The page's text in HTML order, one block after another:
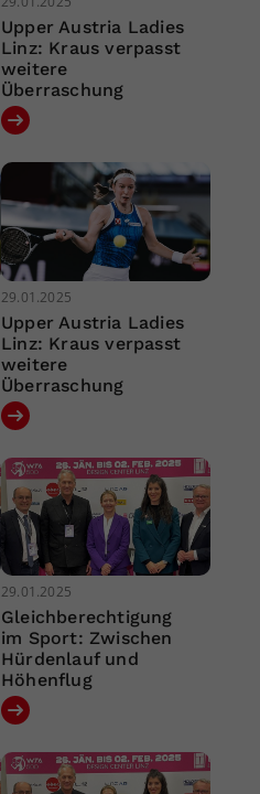
Upper Austria Ladies
Linz: Kraus verpasst
weitere
Überraschung
29.01.2025
Upper Austria Ladies
Linz: Kraus verpasst
weitere
Überraschung
29.01.2025
Gleichberechtigung
im Sport: Zwischen
Hürdenlauf und
Höhenflug